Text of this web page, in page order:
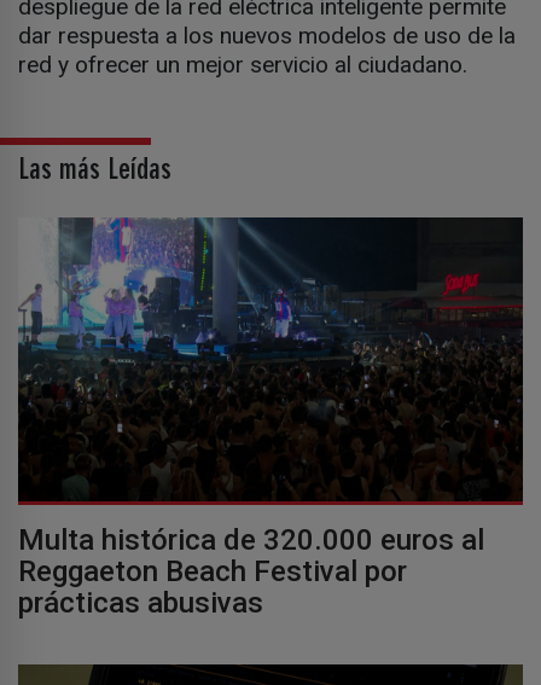
despliegue de la red eléctrica inteligente permite
dar respuesta a los nuevos modelos de uso de la
red y ofrecer un mejor servicio al ciudadano.
Las más Leídas
Multa histórica de 320.000 euros al
Reggaeton Beach Festival por
prácticas abusivas